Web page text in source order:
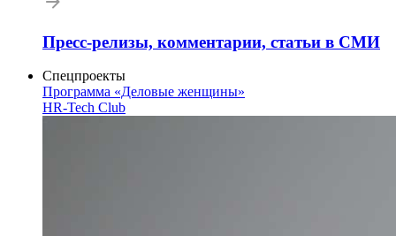
Пресс-релизы, комментарии, статьи в СМИ
Спецпроекты
Программа «Деловые женщины»
HR-Tech Club